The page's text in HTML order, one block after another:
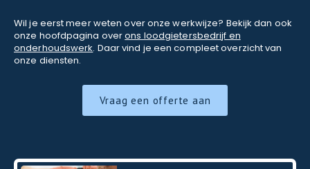
Wil je eerst meer weten over onze werkwijze? Bekijk dan ook
onze hoofdpagina overons loodgietersbedrijf en
onderhoudswerk. Daar vind je een compleet overzicht van
onze diensten.
Vraag een offerte aan